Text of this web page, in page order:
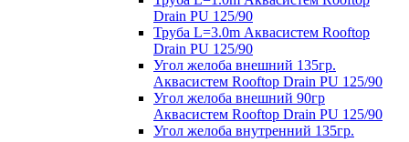
Drain PU 125/90
Труба L=3.0m Аквасистем Rooftop
Drain PU 125/90
Угол желоба внешний 135гр.
Аквасистем Rooftop Drain PU 125/90
Угол желоба внешний 90гр
Аквасистем Rooftop Drain PU 125/90
Угол желоба внутренний 135гр.